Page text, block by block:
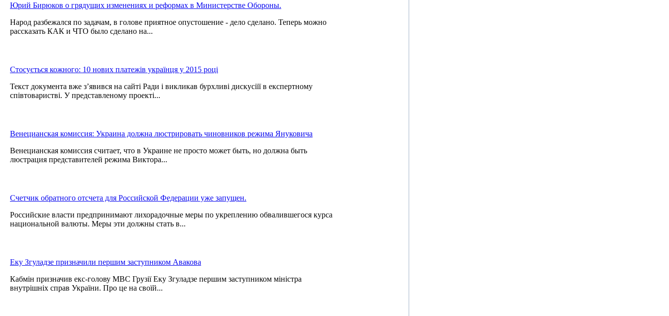
Юрий Бирюков о грядущих изменениях и реформах в Министерстве Обороны.
Народ разбежался по задачам, в голове приятное опустошение - дело сделано. Теперь можно
рассказать КАК и ЧТО было сделано на...
Стосується кожного: 10 нових платежів українця у 2015 році
Текст документа вже з’явився на сайті Ради і викликав бурхливі дискусіїї в експертному
співтоваристві. У представленому проекті...
Венецианская комиссия: Украина должна люстрировать чиновников режима Януковича
Венецианская комиссия считает, что в Украине не просто может быть, но должна быть
люстрация представителей режима Виктора...
Счетчик обратного отсчета для Российской Федерации уже запущен.
Российские власти предпринимают лихорадочные меры по укреплению обвалившегося курса
национальной валюты. Меры эти должны стать в...
Еку Згуладзе призначили першим заступником Авакова
Кабмін призначив екс-голову МВС Грузії Еку Згуладзе першим заступником міністра
внутрішніх справ України. Про це на своїй...